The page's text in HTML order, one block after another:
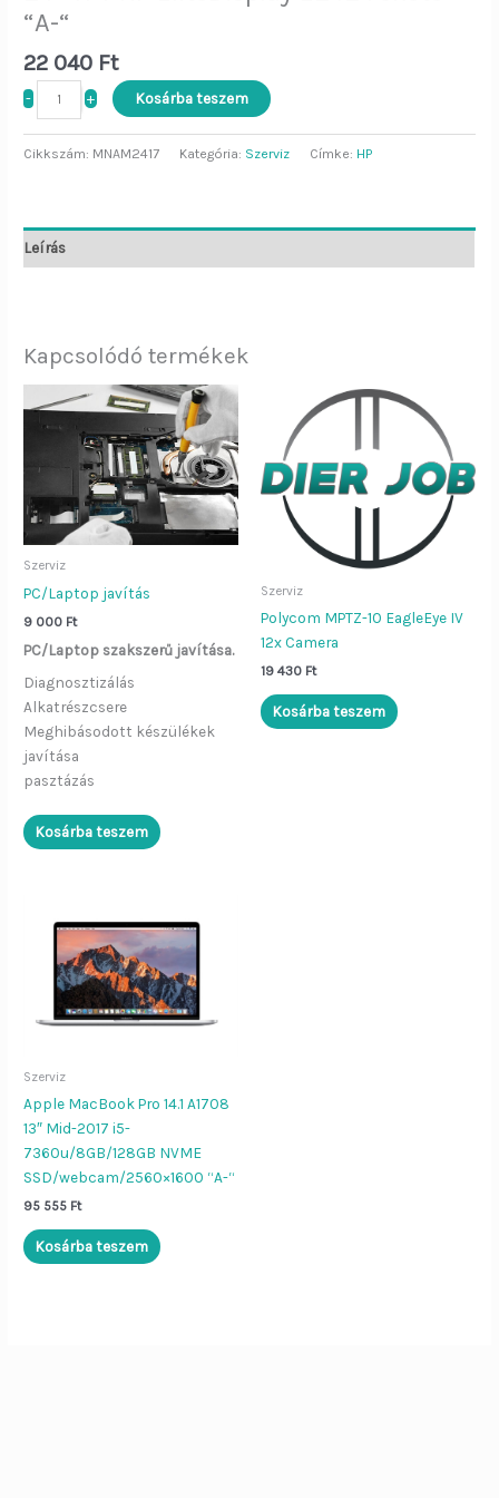
“A-“
22 040 Ft
- + Kosárba teszem
Cikkszám: MNAM2417 Kategória: Szerviz Címke: HP
Leírás
Kapcsolódó termékek
Szerviz
PC/Laptop javítás
9 000 Ft
PC/Laptop szakszerű javítása.
Diagnosztizálás
Alkatrészcsere
Meghibásodott készülékek
javítása
pasztázás
Kosárba teszem
Szerviz
Polycom MPTZ-10 EagleEye IV
12x Camera
19 430 Ft
Kosárba teszem
Szerviz
Apple MacBook Pro 14.1 A1708
13″ Mid-2017 i5-
7360u/8GB/128GB NVME
SSD/webcam/2560×1600 “A-“
95 555 Ft
Kosárba teszem
Dier Job asszisztens
„Lenovo L570”), vagy kérdezd:
„Nyitvatartás”, „ÁSZF”, „Adatvédelem”.